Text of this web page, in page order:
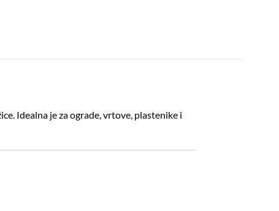
Idealna je za ograde, vrtove, plastenike i